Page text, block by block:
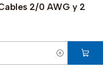
2/0 AWG y 2